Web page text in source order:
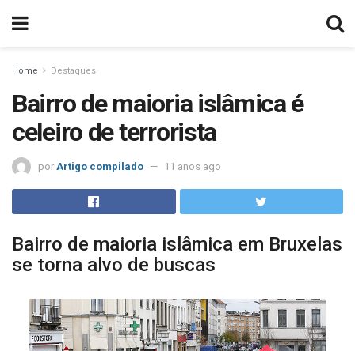
Home Destaques
Bairro de maioria islâmica é
celeiro de terrorista
por Artigo compilado 11 anos ago
Bairro de maioria islâmica em Bruxelas
se torna alvo de buscas